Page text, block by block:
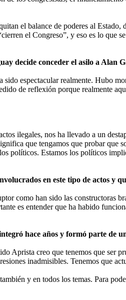
el balance de poderes al
el Congreso”, y eso es lo que
decide conceder el asilo a Alan
sido espectacular realmente. Hubo
de reflexión porque realmente
ilegales, nos ha llevado a un
que tengamos que probar
políticos. Estamos los políticos
en este tipo de actos y
como han sido las constructoras
es entender que ha habido
hace años y formó parte de
Aprista creo que tenemos que ser
inadmisibles. Tenemos que
y en todos los temas. Para